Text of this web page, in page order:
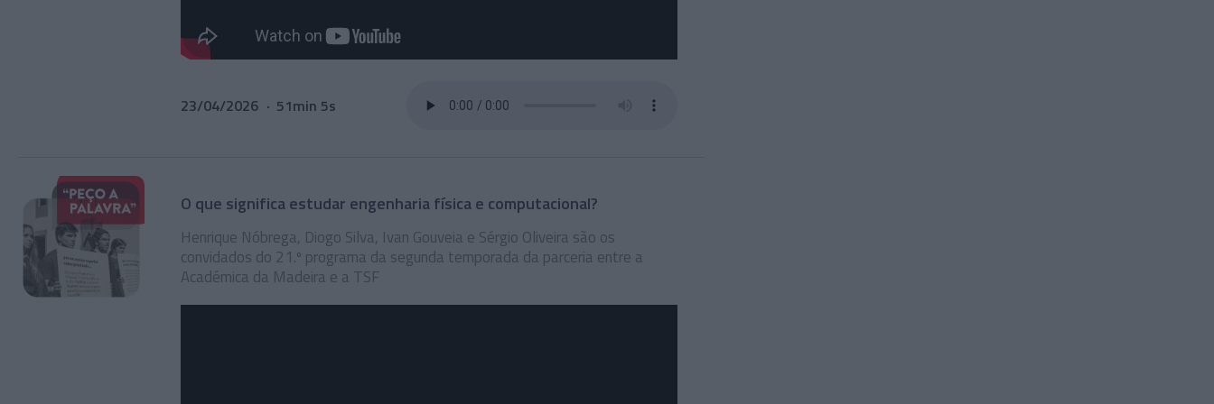
23/04/2026 51min 5s
O que significa estudar engenharia física e computacional?
Henrique Nóbrega, Diogo Silva, Ivan Gouveia e Sérgio Oliveira são os
convidados do 21.º programa da segunda temporada da parceria entre a
Académica da Madeira e a TSF